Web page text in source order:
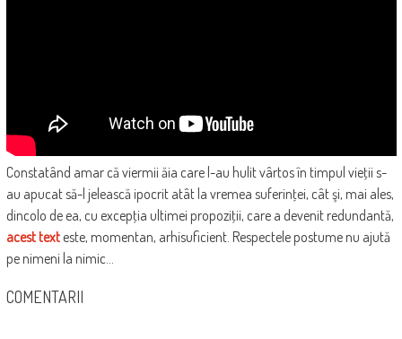
Constatând amar că viermii ăia care l-au hulit vârtos în timpul vieţii s-
au apucat să-l jelească ipocrit atât la vremea suferinţei, cât şi, mai ales,
dincolo de ea, cu excepţia ultimei propoziţii, care a devenit redundantă,
acest texteste, momentan, arhisuficient. Respectele postume nu ajută
pe nimeni la nimic…
COMENTARII